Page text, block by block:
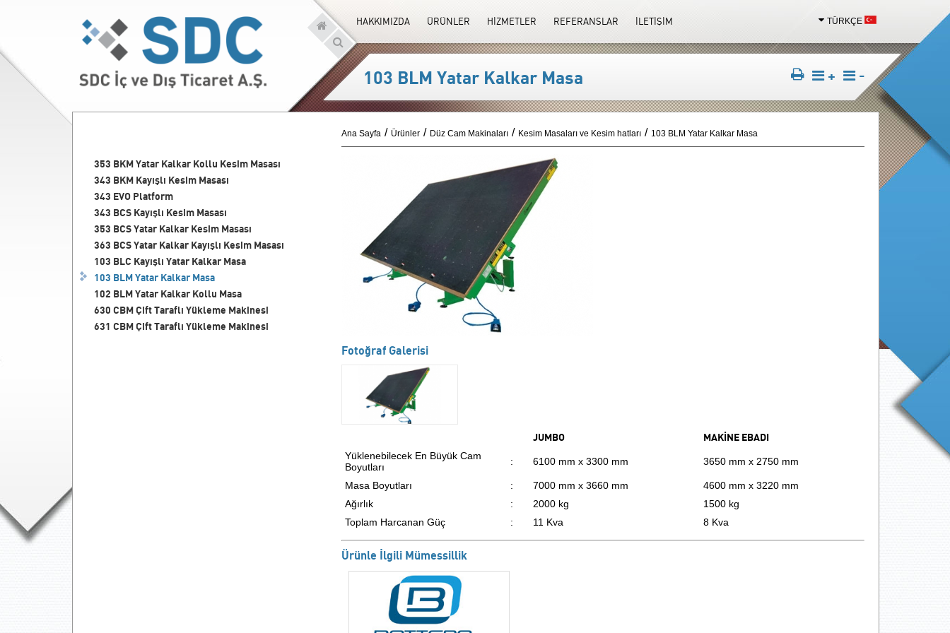
HAKKIMIZDA ÜRÜNLER HİZMETLER REFERANSLAR İLETİŞİM
TÜRKÇE
TÜRKÇE
ENGLISH
103 BLM Yatar Kalkar Masa + -
353 BKMYatar Kalkar Kollu Kesim Masası
343 BKM Kayışlı Kesim Masası
343 EVO Platform
343 BCS Kayışlı Kesim Masası
353 BCSYatar Kalkar Kesim Masası
363 BCSYatar Kalkar Kayışlı Kesim Masası
103 BLC Kayışlı Yatar Kalkar Masa
103 BLMYatar Kalkar Masa
102 BLMYatar Kalkar Kollu Masa
630 CBMÇift Taraflı Yükleme Makinesi
631 CBMÇift Taraflı Yükleme Makinesi
Ana Sayfa Ürünler Düz Cam Makinaları Kesim Masaları ve Kesim hatları 103 BLM Yatar Kalkar Masa
Fotoğraf Galerisi
JUMBO MAKİNE EBADI
Yüklenebilecek En Büyük Cam
Boyutları
: 6100 mm x 3300 mm 3650 mm x 2750 mm
Masa Boyutları : 7000 mm x 3660 mm
4600 mm x 3220 mm
Ağırlık
: 2000 kg
1500 kg
Toplam Harcanan Güç
: 11 Kva 8 Kva
Ürünle İlgili Mümessillik